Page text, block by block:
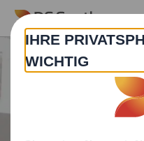
Skip to main content